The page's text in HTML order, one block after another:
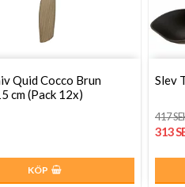
Quid Cocco Brun
cm (Pack 12x)
KÖP
Slev
417
313